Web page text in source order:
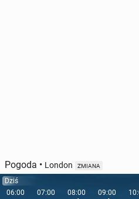
Pogoda • London ZMIANA
Dziś
06:00
07:00 08:00 09:00